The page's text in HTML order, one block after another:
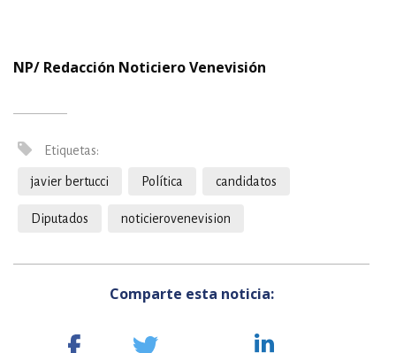
NP/ Redacción Noticiero Venevisión
Etiquetas:
javier bertucci Política candidatos
Diputados noticierovenevision
Comparte esta noticia: